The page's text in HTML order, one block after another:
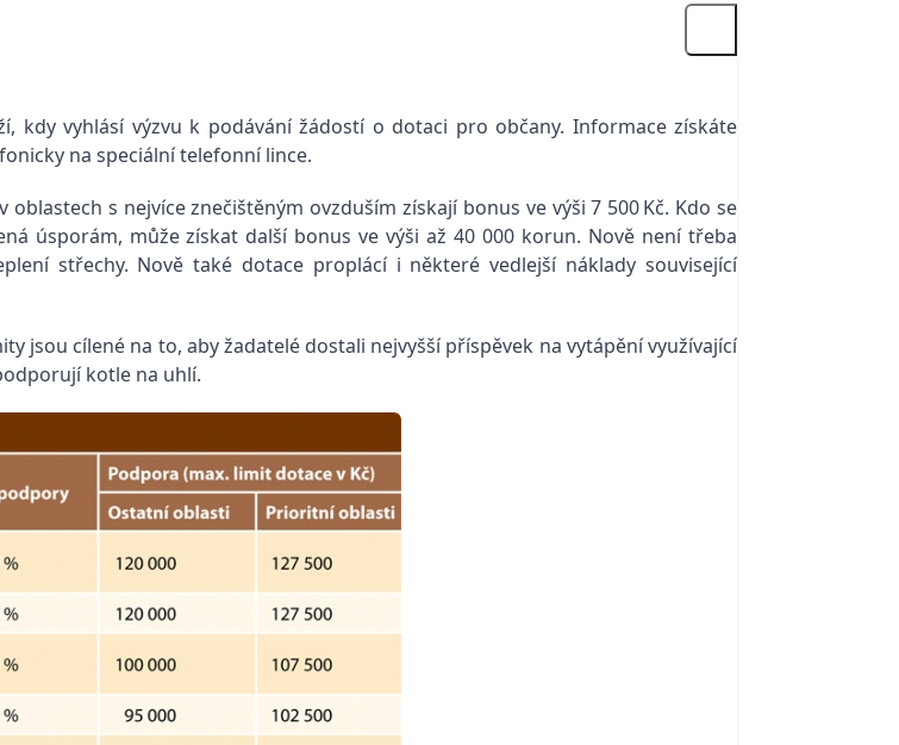
kdy vyhlásí výzvu k podávání žádostí o dotaci pro občany. Informace získáte
na speciální telefonní lince.
s nejvíce znečištěným ovzduším získají bonus ve výši 7 500 Kč. Kdo se
úsporám, může získat další bonus ve výši až 40 000 korun. Nově není třeba
střechy. Nově také dotace proplácí i některé vedlejší náklady související
jsou cílené na to, aby žadatelé dostali nejvyšší příspěvek na vytápění využívající
kotle na uhlí.